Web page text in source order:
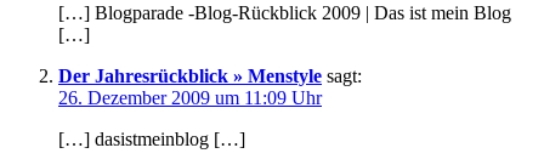
[…] Blogparade -Blog-Rückblick 2009 | Das ist mein Blog
[…]
Der Jahresrückblick » Menstyle sagt:
26. Dezember 2009 um 11:09 Uhr
[…] dasistmeinblog […]